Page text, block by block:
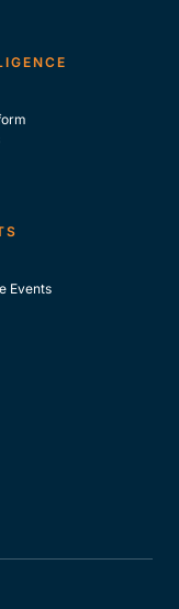
Events